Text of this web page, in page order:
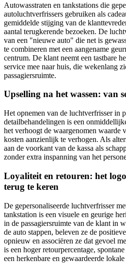
Autowasstraten en tankstations die
autoluchtverfrissers gebruiken als
gemiddelde stijging van de
aantal terugkerende bezoeken. De
van een "nieuwe auto" die net is
te combineren met een aangename
centrum. De klant neemt een tastbare
service mee naar huis, die wekenlang
passagiersruimte.
Upselling na het wassen: van
Het opnemen van de luchtverfrisser in
detailbehandelingen is een
het verhoogt de waargenomen waarde
kosten aanzienlijk te verhogen. Als
aan de voorkant van de kassa als
zonder extra inspanning van het
Loyaliteit en retouren: het
terug te keren
De gepersonaliseerde luchtverfrisser
tankstation is een visuele en geurige
in de passagiersruimte van de klant in
de auto stappen, beleven ze de
opnieuw en associëren ze dat gevoel
is een hoger retourpercentage,
een herkenbare en gewaardeerde